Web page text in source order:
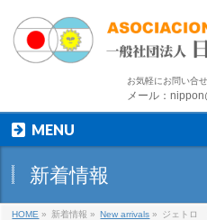
お気軽にお問い合
メール：
MENU
新着情報
HOME » 新着情報 » New arrivals » ジェトロ